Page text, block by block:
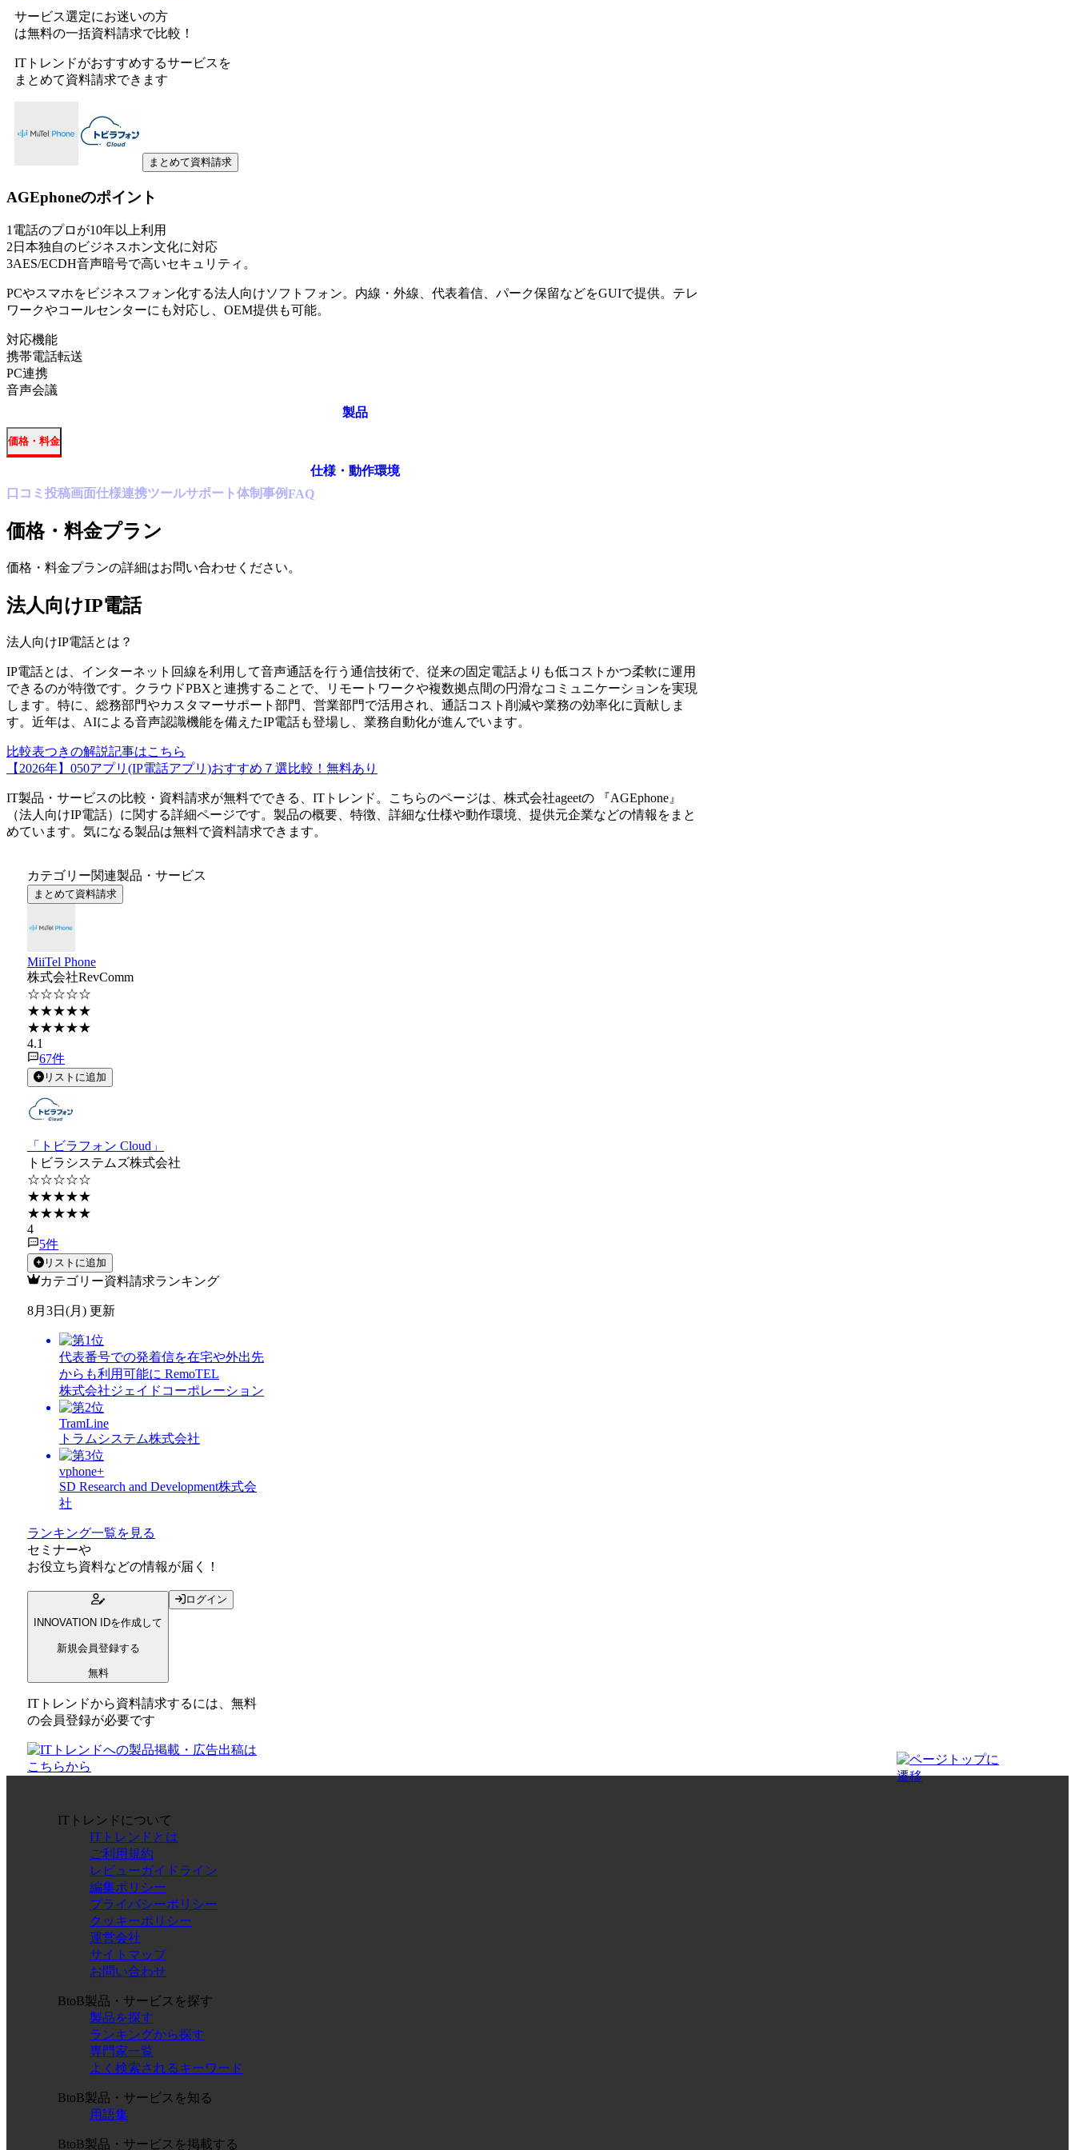
サービス選定にお迷いの方
は無料の一括資料請求で比較！
ITトレンドがおすすめするサービスを
まとめて資料請求できます
まとめて資料請求
AGEphoneのポイント
1電話のプロが10年以上利用
2日本独自のビジネスホン文化に対応
3AES/ECDH音声暗号で高いセキュリティ。
PCやスマホをビジネスフォン化する法人向けソフトフォン。内線・外線、代表着信、パーク保留などをGUIで提供。テレ
ワークやコールセンターにも対応し、OEM提供も可能。
対応機能
携帯電話転送
PC連携
音声会議
製品
価格・料金
仕様・動作環境
口コミ 投稿画面仕様連携ツールサポート体制 事例FAQ
価格・料金プラン
価格・料金プランの詳細はお問い合わせください。
法人向けIP電話
法人向けIP電話とは？
IP電話とは、インターネット回線を利用して音声通話を行う通信技術で、従来の固定電話よりも低コストかつ柔軟に運用
できるのが特徴です。クラウドPBXと連携することで、リモートワークや複数拠点間の円滑なコミュニケーションを実現
します。特に、総務部門やカスタマーサポート部門、営業部門で活用され、通話コスト削減や業務の効率化に貢献しま
す。近年は、AIによる音声認識機能を備えたIP電話も登場し、業務自動化が進んでいます。
比較表つきの解説記事はこちら
【2026年】050アプリ(IP電話アプリ)おすすめ７選比較！無料あり
IT製品・サービスの比較・資料請求が無料でできる、ITトレンド。こちらのページは、 株式会社ageetの 『AGEphone 』
（法人向けIP電話）に関する詳細ページです。製品の概要、特徴、詳細な仕様や動作環境、提供元企業などの情報をまと
めています。気になる製品は無料で資料請求できます。
カテゴリー関連製品・サービス
まとめて資料請求
MiiTel Phone
株式会社RevComm
☆☆☆☆☆
★★★★★
★★★★★
4.1
67件
リストに追加
「トビラフォン Cloud」
トビラシステムズ株式会社
☆☆☆☆☆
★★★★★
★★★★★
4
5件
リストに追加
カテゴリー資料請求ランキング
8月3日(月) 更新
代表番号での発着信を在宅や外出先
からも利用可能に RemoTEL
株式会社ジェイドコーポレーション
TramLine
トラムシステム株式会社
vphone+
SD Research and Development株式会
社
ランキング一覧を見る
セミナーや
お役立ち資料などの情報が届く！
INNOVATION IDを作成して
新規会員登録する
無料
ログイン
ITトレンドから資料請求するには、無料
の会員登録が必要です
ITトレンドについて
ITトレンドとは
ご利用規約
レビューガイドライン
編集ポリシー
プライバシーポリシー
クッキーポリシー
運営会社
サイトマップ
お問い合わせ
BtoB製品・サービスを探す
製品を探す
ランキングから探す
専門家一覧
よく検索されるキーワード
BtoB製品・サービスを知る
用語集
BtoB製品・サービスを掲載する